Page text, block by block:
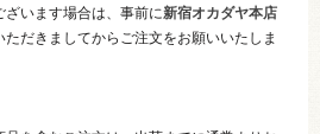
います場合は、事前に新宿オカダヤ本店
だきましてからご注文をお願いいたしま